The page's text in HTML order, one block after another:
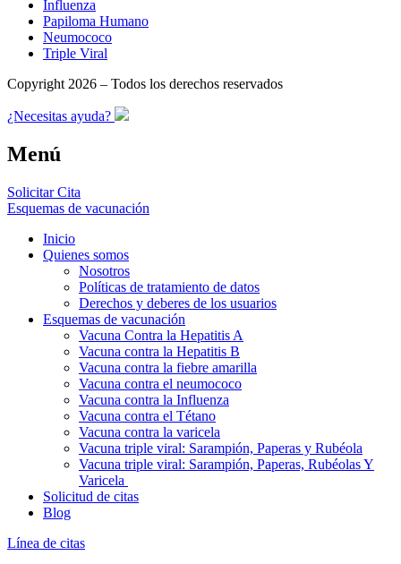
Influenza
Papiloma Humano
Neumococo
Triple Viral
Copyright 2026 – Todos los derechos reservados
¿Necesitas ayuda?
Menú
Solicitar Cita
Esquemas de vacunación
Inicio
Quienes somos
Nosotros
Políticas de tratamiento de datos
Derechos y deberes de los usuarios
Esquemas de vacunación
Vacuna Contra la Hepatitis A
Vacuna contra la Hepatitis B
Vacuna contra la fiebre amarilla
Vacuna contra el neumococo
Vacuna contra la Influenza
Vacuna contra el Tétano
Vacuna contra la varicela
Vacuna triple viral: Sarampión, Paperas y Rubéola
Vacuna triple viral: Sarampión, Paperas, Rubéolas Y
Varicela
Solicitud de citas
Blog
Línea de citas